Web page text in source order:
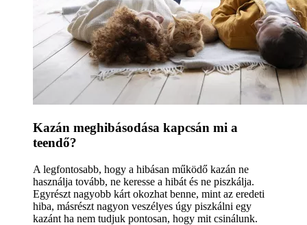
Kazán meghibásodása kapcsán mi a
teendő?
A legfontosabb, hogy a hibásan működő kazán ne
használja tovább, ne keresse a hibát és ne piszkálja.
Egyrészt nagyobb kárt okozhat benne, mint az eredeti
hiba, másrészt nagyon veszélyes úgy piszkálni egy
kazánt ha nem tudjuk pontosan, hogy mit csinálunk.